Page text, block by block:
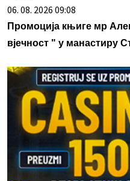
06. 08. 2026 09:08
Промоција књиге мр
вјечност " у манастиру